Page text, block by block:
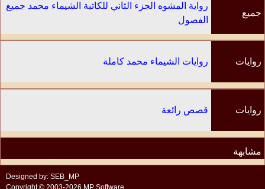
جميع
رواية المشوه الجزء الثاني للكاتبة الشيماء محمد جميع
الفصول
روايات روايات الشيماء محمد كاملة
روايات
مشابهة
قصص رائعة
Designed by: SEB_MP
Copyright © 2003-2026 MP Software